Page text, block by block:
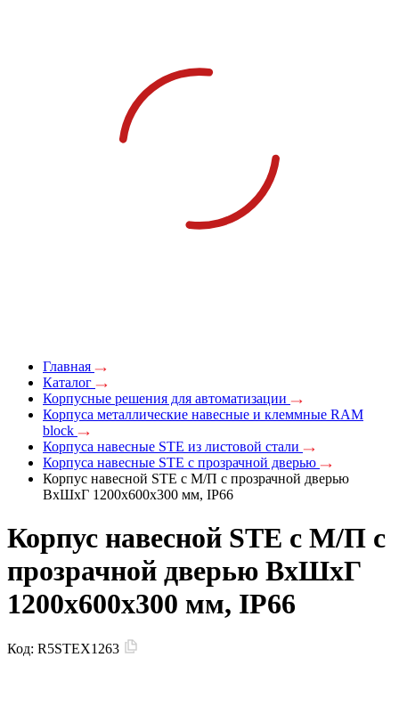
Главная
Каталог
Корпусные решения для автоматизации
Корпуса металлические навесные и клеммные RAM
block
Корпуса навесные STE из листовой стали
Корпуса навесные STE с прозрачной дверью
Корпус навесной STE с М/П с прозрачной дверью
ВxШxГ 1200x600x300 мм, IP66
Корпус навесной STE с М/П с
прозрачной дверью ВxШxГ
1200x600x300 мм, IP66
Код: R5STEX1263